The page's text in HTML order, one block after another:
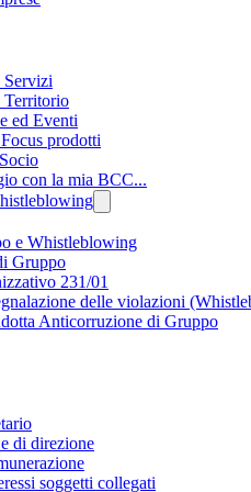
Servizi
Territorio
ed Eventi
prodotti
con la mia BCC...
e Whistleblowing
Gruppo
231/01
delle violazioni
Anticorruzione di Gruppo
di direzione
soggetti collegati